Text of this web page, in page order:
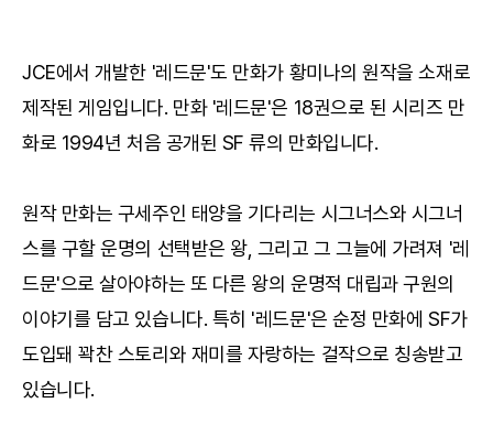
JCE에서 개발한 '레드문'도 만화가 황미나의 원작을 소재로
제작된 게임입니다. 만화 '레드문'은 18권으로 된 시리즈 만
화로 1994년 처음 공개된 SF 류의 만화입니다.
원작 만화는 구세주인 태양을 기다리는 시그너스와 시그너
스를 구할 운명의 선택받은 왕, 그리고 그 그늘에 가려져 '레
드문'으로 살아야하는 또 다른 왕의 운명적 대립과 구원의
이야기를 담고 있습니다. 특히 '레드문'은 순정 만화에 SF가
도입돼 꽉찬 스토리와 재미를 자랑하는 걸작으로 칭송받고
있습니다.